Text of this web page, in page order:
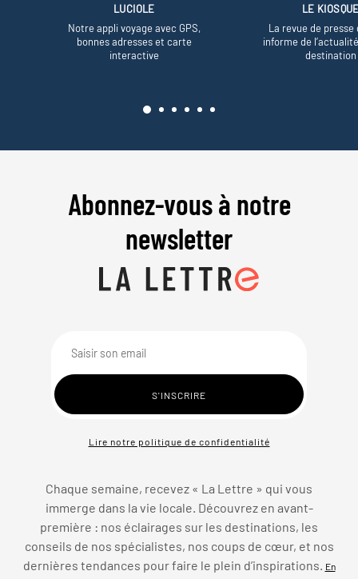
LUCIOLE
Notre appli voyage avec GPS,
bonnes adresses et carte
interactive
LE
La revue de presse
informe de
destination
Abonnez-vous à notre
newsletter
Lire notre politique de confidentialité
Chaque semaine, recevez « La Lettre » qui vous
immerge dans la vie locale. Découvrez en avant-
première : nos éclairages sur les destinations, les
conseils de nos spécialistes, nos coups de cœur, et nos
dernières tendances pour faire le plein d’inspirations.
En